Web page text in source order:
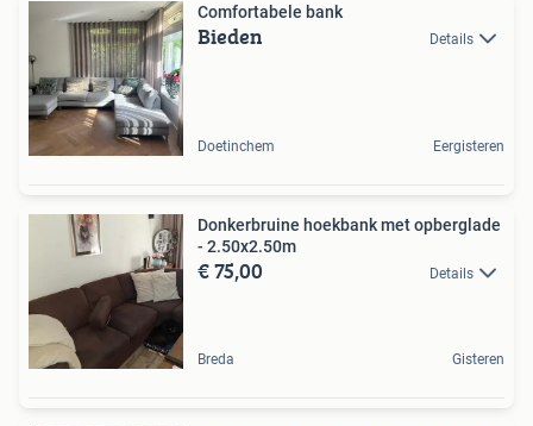
Comfortabele bank
Bieden Details
Doetinchem Eergisteren
Donkerbruine hoekbank met opberglade
- 2.50x2.50m
€ 75,00 Details
Breda Gisteren